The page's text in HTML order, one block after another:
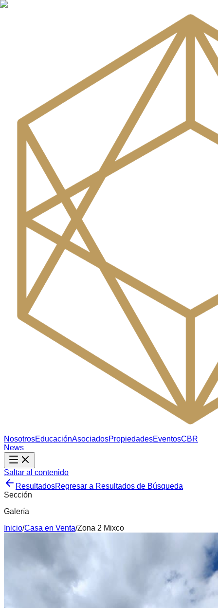
NosotrosEducaciónAsociadosPropiedadesEventosCBR
News
Saltar al contenido
ResultadosRegresar a Resultados de Búsqueda
Sección
Galería
Inicio/Casa en Venta/Zona 2 Mixco